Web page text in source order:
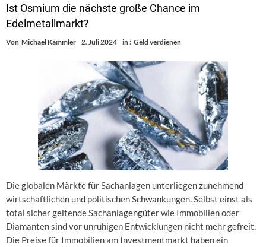
Ist Osmium die nächste große Chance im
Edelmetallmarkt?
Von Michael Kammler 2. Juli 2024 in : Geld verdienen
Die globalen Märkte für Sachanlagen unterliegen zunehmend
wirtschaftlichen und politischen Schwankungen. Selbst einst als
total sicher geltende Sachanlagengüter wie Immobilien oder
Diamanten sind vor unruhigen Entwicklungen nicht mehr gefreit.
Die Preise für Immobilien am Investmentmarkt haben ein